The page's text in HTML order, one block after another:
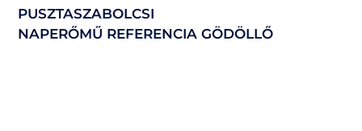
PUSZTASZABOLCSI
NAPERŐMŰ REFERENCIA GÖDÖLLŐ